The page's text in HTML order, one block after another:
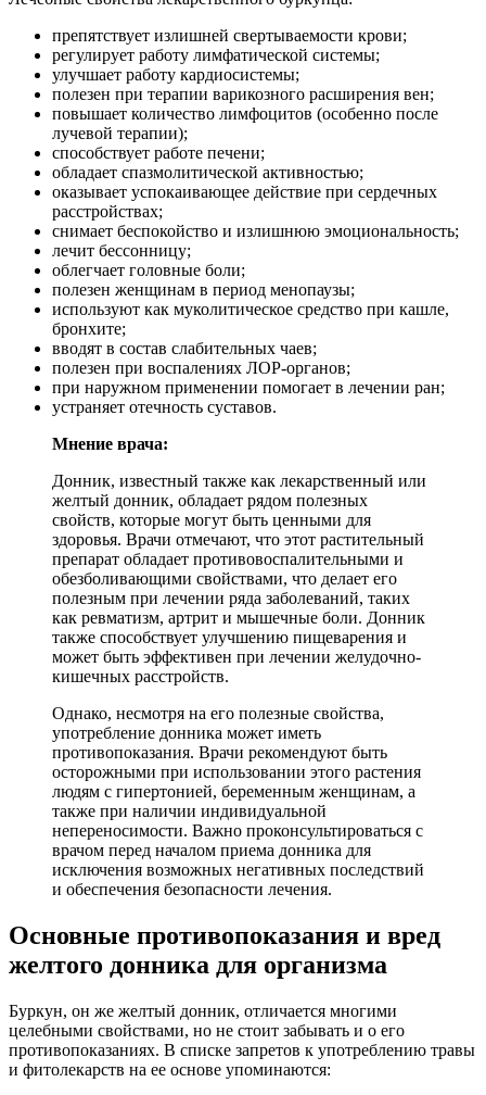
препятствует излишней свертываемости крови;
регулирует работу лимфатической системы;
улучшает работу кардиосистемы;
полезен при терапии варикозного расширения вен;
повышает количество лимфоцитов (особенно после
лучевой терапии);
способствует работе печени;
обладает спазмолитической активностью;
оказывает успокаивающее действие при сердечных
расстройствах;
снимает беспокойство и излишнюю эмоциональность;
лечит бессонницу;
облегчает головные боли;
полезен женщинам в период менопаузы;
используют как муколитическое средство при кашле,
бронхите;
вводят в состав слабительных чаев;
полезен при воспалениях ЛОР-органов;
при наружном применении помогает в лечении ран;
устраняет отечность суставов.
Мнение врача:
Донник, известный также как лекарственный или
желтый донник, обладает рядом полезных
свойств, которые могут быть ценными для
здоровья. Врачи отмечают, что этот растительный
препарат обладает противовоспалительными и
обезболивающими свойствами, что делает его
полезным при лечении ряда заболеваний, таких
как ревматизм, артрит и мышечные боли. Донник
также способствует улучшению пищеварения и
может быть эффективен при лечении желудочно-
кишечных расстройств.
Однако, несмотря на его полезные свойства,
употребление донника может иметь
противопоказания. Врачи рекомендуют быть
осторожными при использовании этого растения
людям с гипертонией, беременным женщинам, а
также при наличии индивидуальной
непереносимости. Важно проконсультироваться с
врачом перед началом приема донника для
исключения возможных негативных последствий
и обеспечения безопасности лечения.
Основные противопоказания и вред
желтого донника для организма
Буркун, он же желтый донник, отличается многими
целебными свойствами, но не стоит забывать и о его
противопоказаниях. В списке запретов к употреблению травы
и фитолекарств на ее основе упоминаются: